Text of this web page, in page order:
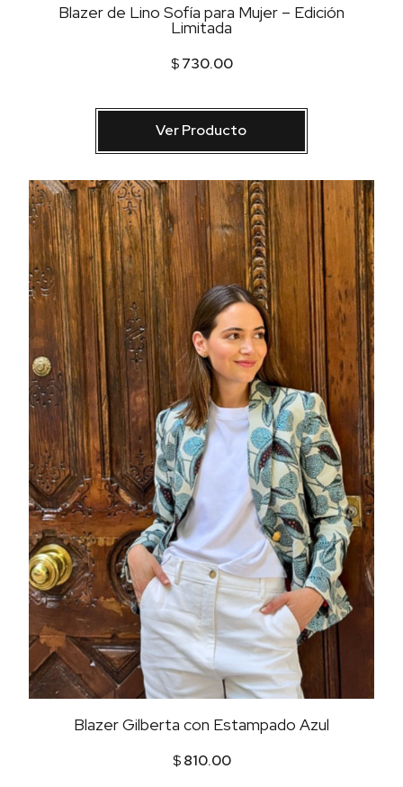
Blazer de Lino Sofía para Mujer – Edición
Limitada
$730.00
Ver Producto
Blazer Gilberta con Estampado Azul
$810.00